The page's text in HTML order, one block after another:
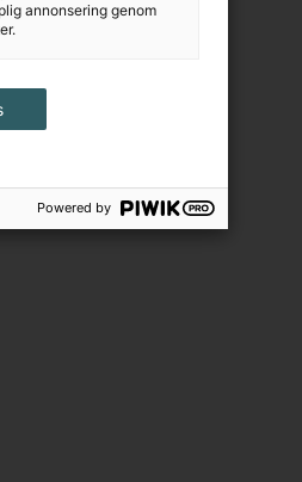
annonsering genom
Powered by